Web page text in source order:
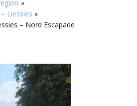
Liessies
– Nord Escapade